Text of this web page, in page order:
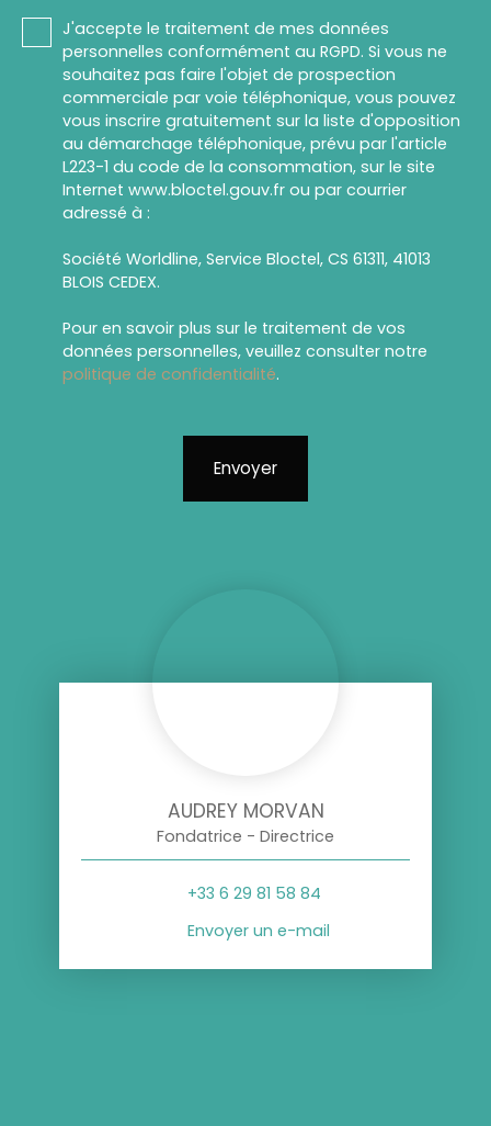
J'accepte le traitement de mes données
personnelles conformément au RGPD. Si vous ne
souhaitez pas faire l'objet de prospection
commerciale par voie téléphonique, vous pouvez
vous inscrire gratuitement sur la liste d'opposition
au démarchage téléphonique, prévu par l'article
L223-1 du code de la consommation, sur le site
Internet www.bloctel.gouv.fr ou par courrier
adressé à :
Société Worldline, Service Bloctel, CS 61311, 41013
BLOIS CEDEX.
Pour en savoir plus sur le traitement de vos
données personnelles, veuillez consulter notre
politique de confidentialité.
Envoyer
AUDREY MORVAN
Fondatrice - Directrice
+33 6 29 81 58 84
Envoyer un e-mail